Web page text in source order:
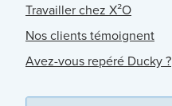
Travailler chez X²O
Nos clients témoignent
Avez-vous repéré Ducky ?